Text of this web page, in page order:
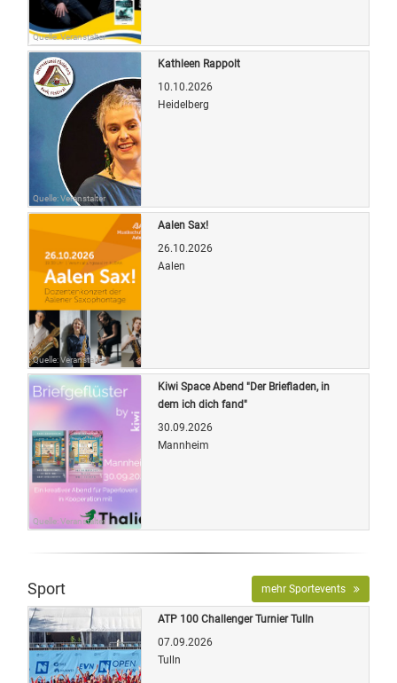
Quelle: Veranstalter
Quelle: Veranstalter
Kathleen Rappolt
10.10.2026
Heidelberg
Quelle: Veranstalter
Aalen Sax!
26.10.2026
Aalen
Quelle: Veranstalter
Kiwi Space Abend "Der Briefladen, in
dem ich dich fand"
30.09.2026
Mannheim
Sport mehr Sportevents
ATP 100 Challenger Turnier Tulln
07.09.2026
Tulln